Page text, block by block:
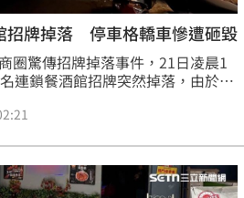
招牌掉落 停車格轎車慘遭砸毀
圈驚傳招牌掉落事件，21日凌晨1
連鎖餐酒館招牌突然掉落，由於正
轎車，警方獲報後趕抵現場，隨即